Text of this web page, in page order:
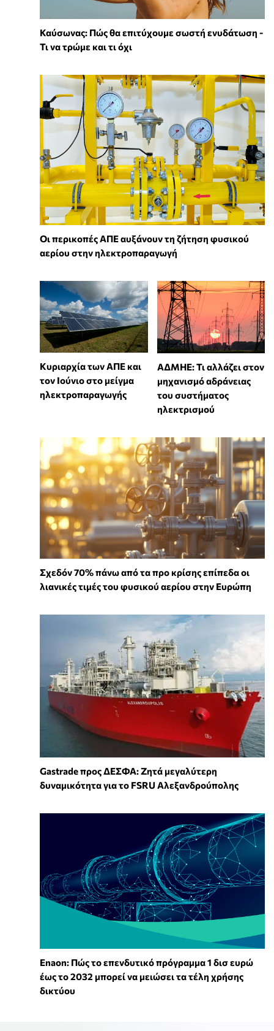
Καύσωνας: Πώς θα επιτύχουμε σωστή ενυδάτωση -
Τι να τρώμε και τι όχι
Οι περικοπές ΑΠΕ αυξάνουν τη ζήτηση φυσικού
αερίου στην ηλεκτροπαραγωγή
Κυριαρχία των ΑΠΕ και
τον Ιούνιο στο μείγμα
ηλεκτροπαραγωγής
ΑΔΜΗΕ: Τι αλλάζει στον
μηχανισμό αδράνειας
του συστήματος
ηλεκτρισμού
Σχεδόν 70% πάνω από τα προ κρίσης επίπεδα οι
λιανικές τιμές του φυσικού αερίου στην Ευρώπη
Gastrade προς ΔΕΣΦΑ: Ζητά μεγαλύτερη
δυναμικότητα για το FSRU Αλεξανδρούπολης
Enaon: Πώς το επενδυτικό πρόγραμμα 1 δισ ευρώ
έως το 2032 μπορεί να μειώσει τα τέλη χρήσης
δικτύου